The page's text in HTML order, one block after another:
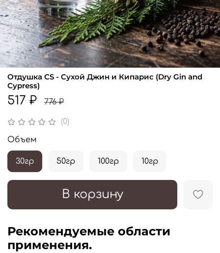
(0)
Отдушка CS - Сухой Джин и Кипарис (Dry Gin and
Cypress)
517 ₽ 776 ₽
В корзину
Объем
30гр 50гр 100гр 10гр
Рекомендуемые области
применения.